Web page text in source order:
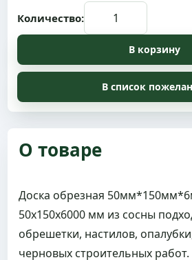
Количество:
Доска обрезная
50x150x6000 мм из сосны
обрешетки, настилов,
черновых строительных